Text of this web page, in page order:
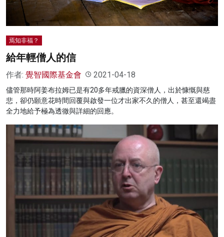
焉知非福？
給年輕僧人的信
作者: 覺智國際基金會 2021-04-18
儘管那時阿姜布拉姆已是有20多年戒臘的資深僧人，出於慷慨與慈
悲，卻仍願意花時間回覆與啟發一位才出家不久的僧人，甚至還竭盡
全力地給予極為透徹與詳細的回應。